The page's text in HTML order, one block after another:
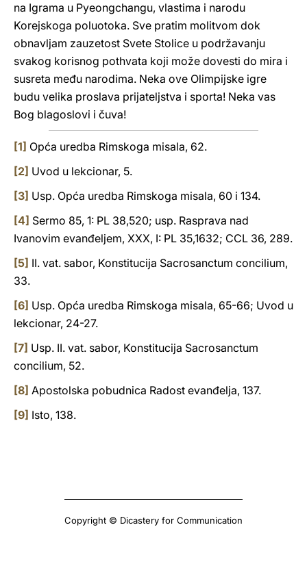
na Igrama u Pyeongchangu, vlastima i narodu
Korejskoga poluotoka. Sve pratim molitvom dok
obnavljam zauzetost Svete Stolice u podržavanju
svakog korisnog pothvata koji može dovesti do mira i
susreta među narodima. Neka ove Olimpijske igre
budu velika proslava prijateljstva i sporta! Neka vas
Bog blagoslovi i čuva!
[1] Opća uredba Rimskoga misala, 62.
[2] Uvod u lekcionar, 5.
[3] Usp. Opća uredba Rimskoga misala, 60 i 134.
[4] Sermo 85, 1: PL 38,520; usp. Rasprava nad
Ivanovim evanđeljem, XXX, I: PL 35,1632; CCL 36, 289.
[5] II. vat. sabor, Konstitucija Sacrosanctum concilium,
33.
[6] Usp. Opća uredba Rimskoga misala, 65-66; Uvod u
lekcionar, 24-27.
[7] Usp. II. vat. sabor, Konstitucija Sacrosanctum
concilium, 52.
[8] Apostolska pobudnica Radost evanđelja, 137.
[9] Isto, 138.
Copyright © Dicastery for Communication